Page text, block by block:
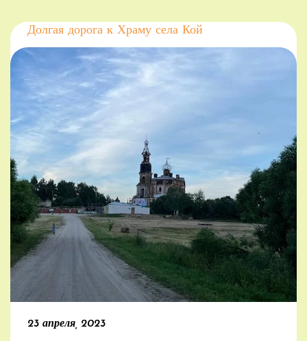
Источник: Вести-Тверь
Долгая дорога к Храму села Кой
23 апреля, 2023